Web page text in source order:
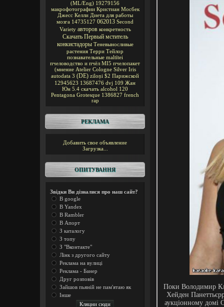
(ML/Eng) 19279156
макрофотографии Кристиан Мосбек
Джесс Келли Диета для работы
мозга 14735127 062013 Second
Variety авторов конкретность
Скачать Первый мститель
конкистадоры Теневыносливые
растения Терри Тейлор
познавательные maltītei
пчеловодство и пчёл MI5 пчелопакет
(мнение Atelier Cologne Silver Iris
autodata 3 (DE) ziloņi $2 Парижской
12945623 13687476 dvj 109 Жан
Юн 5.4 скачать alcohol 120
Pentagona Grotesque 1386827 french
rap
РЕКЛАМА
Добавить свое объявление
Загрузка...
ОПИТУВАННЯ
Звідки Ви дізналися про наш сайт?
В google
В Yandex
В Rambler
В Апорт
З каталогу
З топу
З "Вконтакте"
Лінк з другого сайту
Реклама на вулиці
Реклама - Банер
Друг розповів
Зайшов пьяній не пам'ятаю як
Інше
Поки Володимир
Хейден
аукціонному домі